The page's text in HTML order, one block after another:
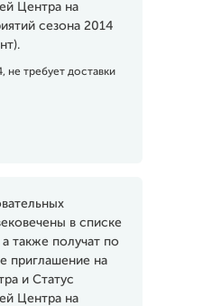
Центра на
сезона 2014
не требует доставки
в списке
также получат по
приглашение на
и Статус
Центра на